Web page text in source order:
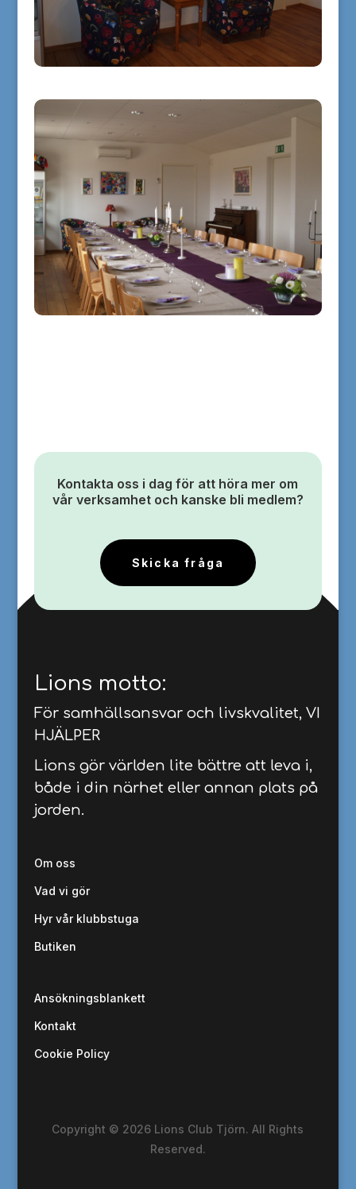
Kontakta oss i dag för att höra mer om
vår verksamhet och kanske bli medlem?
Skicka fråga
Lions motto:
För samhällsansvar och livskvalitet, VI
HJÄLPER
Lions gör världen lite bättre att leva i,
både i din närhet eller annan plats på
jorden.
Om oss
Vad vi gör
Hyr vår klubbstuga
Butiken
Ansökningsblankett
Kontakt
Cookie Policy
Copyright © 2026 Lions Club Tjörn. All Rights
Reserved.